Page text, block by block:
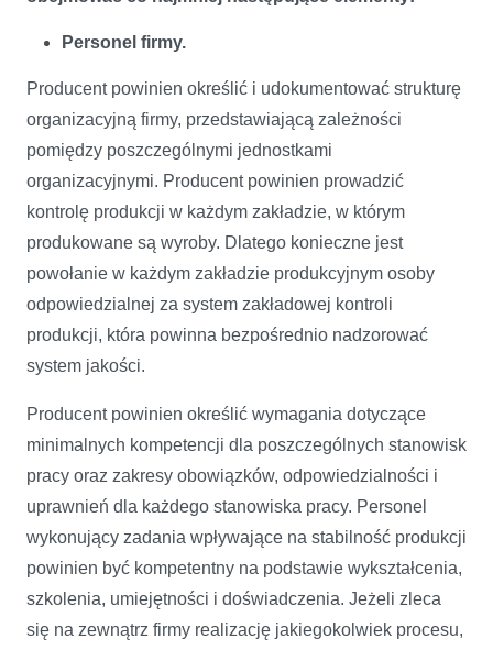
Personel firmy.
Producent powinien określić i udokumentować strukturę
organizacyjną firmy, przedstawiającą zależności
pomiędzy poszczególnymi jednostkami
organizacyjnymi. Producent powinien prowadzić
kontrolę produkcji w każdym zakładzie, w którym
produkowane są wyroby. Dlatego konieczne jest
powołanie w każdym zakładzie produkcyjnym osoby
odpowiedzialnej za system zakładowej kontroli
produkcji, która powinna bezpośrednio nadzorować
system jakości.
Producent powinien określić wymagania dotyczące
minimalnych kompetencji dla poszczególnych stanowisk
pracy oraz zakresy obowiązków, odpowiedzialności i
uprawnień dla każdego stanowiska pracy. Personel
wykonujący zadania wpływające na stabilność produkcji
powinien być kompetentny na podstawie wykształcenia,
szkolenia, umiejętności i doświadczenia. Jeżeli zleca
się na zewnątrz firmy realizację jakiegokolwiek procesu,